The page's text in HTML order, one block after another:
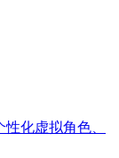
化虚拟角色、